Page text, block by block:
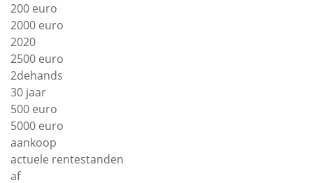
200 euro
2000 euro
2020
2500 euro
2dehands
30 jaar
500 euro
5000 euro
aankoop
actuele rentestanden
af